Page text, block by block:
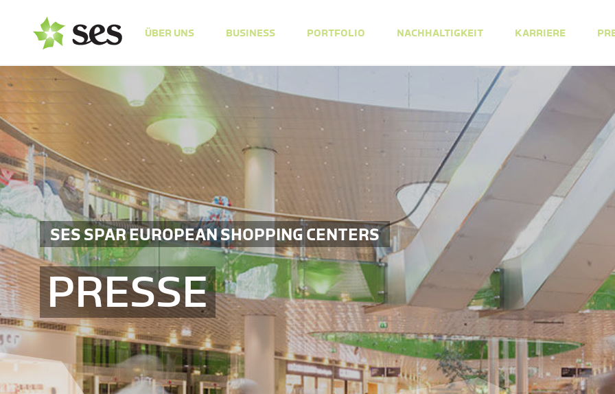
ÜBER UNS BUSINESS PORTFOLIO NACHHALTIGKEIT KARRIERE
SES SPAR EUROPEAN SHOPPING CENTERS
PRESSE